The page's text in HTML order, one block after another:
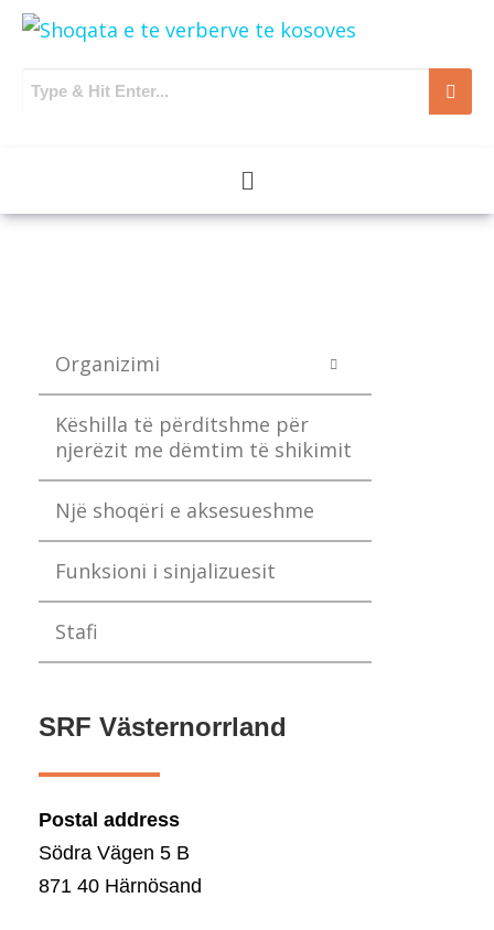
Organizimi
Këshilla të përditshme për
njerëzit me dëmtim të shikimit
Një shoqëri e aksesueshme
Funksioni i sinjalizuesit
Stafi
SRF Västernorrland
Postal address
Södra Vägen 5 B
871 40 Härnösand